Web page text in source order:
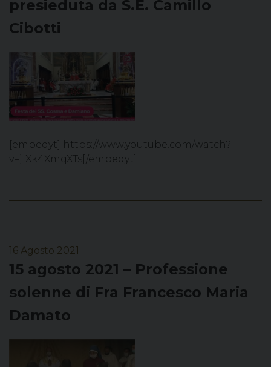
presieduta da S.E. Camillo
Cibotti
[embedyt] https://www.youtube.com/watch?
v=jlXk4XmqXTs[/embedyt]
16 Agosto 2021
15 agosto 2021 – Professione
solenne di Fra Francesco Maria
Damato